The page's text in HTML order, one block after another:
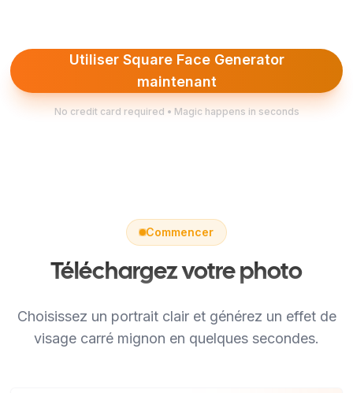
Utiliser Square Face Generator
maintenant
No credit card required • Magic happens in seconds
Commencer
Téléchargez votre photo
Choisissez un portrait clair et générez un effet de
visage carré mignon en quelques secondes.